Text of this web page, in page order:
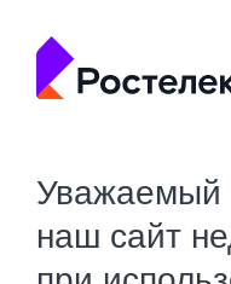
Уважаемый
наш сайт